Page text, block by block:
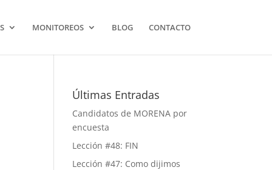
MONITOREOS BLOG CONTACTO
Últimas Entradas
Candidatos de MORENA por
encuesta
Lección #48: FIN
Lección #47: Como dijimos